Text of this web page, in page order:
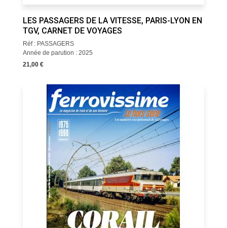
LES PASSAGERS DE LA VITESSE, PARIS-LYON EN
TGV, CARNET DE VOYAGES
Réf : PASSAGERS
Année de parution : 2025
21,00 €